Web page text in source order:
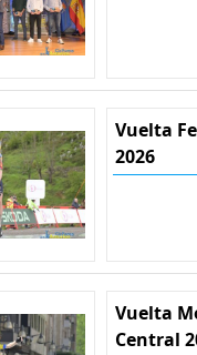
Vuelta
2026
Vuelta
Central